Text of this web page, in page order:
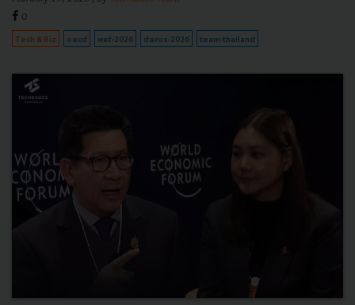
0
Tech & Biz oecd wef-2026 davos-2026 team-thailand